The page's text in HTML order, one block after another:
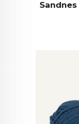
Sandnes